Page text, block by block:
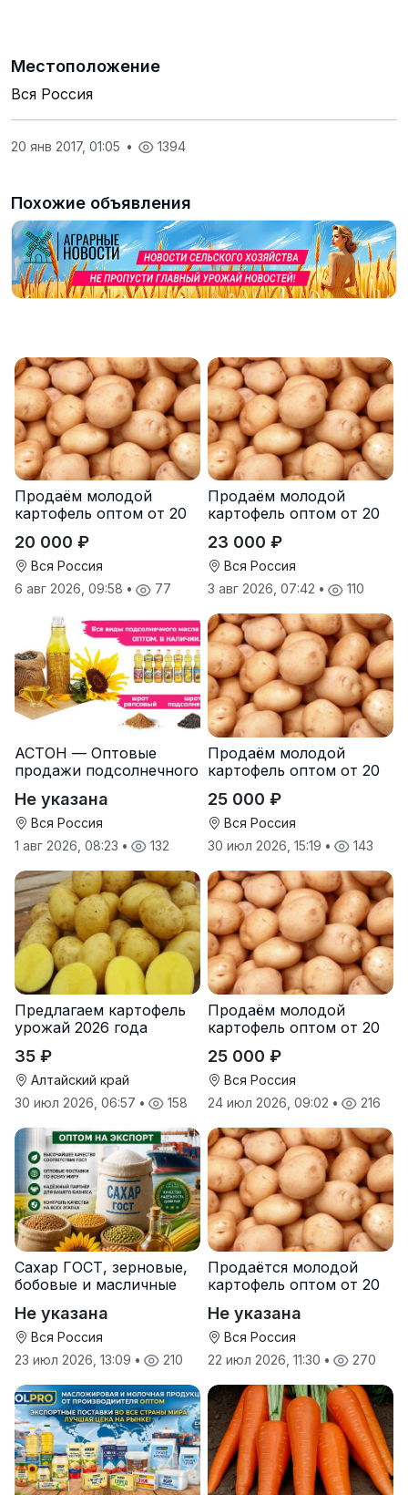
Местоположение
Вся Россия
20 янв 2017, 01:05 • 1394
Похожие объявления
Продаём молодой
картофель оптом от 20
20 000 ₽
Вся Россия
6 авг 2026, 09:58 • 77
Продаём молодой
картофель оптом от 20
23 000 ₽
Вся Россия
3 авг 2026, 07:42 • 110
АСТОН — Оптовые
продажи подсолнечного
Экспорт
Не указана
Вся Россия
1 авг 2026, 08:23 • 132
Продаём молодой
картофель оптом от 20
25 000 ₽
Вся Россия
30 июл 2026, 15:19 • 143
Предлагаем картофель
урожай 2026 года
35 ₽
Алтайский край
30 июл 2026, 06:57 • 158
Продаём молодой
картофель оптом от 20
25 000 ₽
Вся Россия
24 июл 2026, 09:02 • 216
Сахар ГОСТ, зерновые,
бобовые и масличные
Не указана
Вся Россия
23 июл 2026, 13:09 • 210
Продаётся молодой
картофель оптом от 20
Не указана
Вся Россия
22 июл 2026, 11:30 • 270